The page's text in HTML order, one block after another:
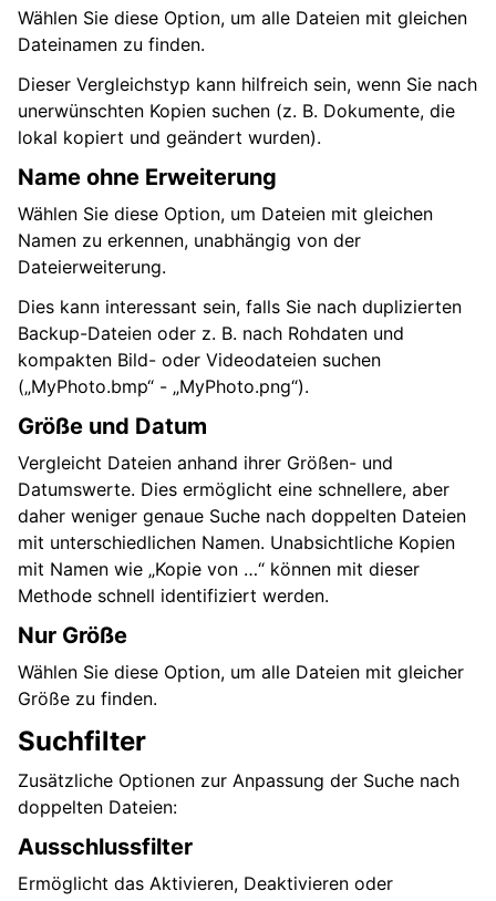
Wählen Sie diese Option, um alle Dateien mit gleichen
Dateinamen zu finden.
Dieser Vergleichstyp kann hilfreich sein, wenn Sie nach
unerwünschten Kopien suchen (z. B. Dokumente, die
lokal kopiert und geändert wurden).
Name ohne Erweiterung
Wählen Sie diese Option, um Dateien mit gleichen
Namen zu erkennen, unabhängig von der
Dateierweiterung.
Dies kann interessant sein, falls Sie nach duplizierten
Backup-Dateien oder z. B. nach Rohdaten und
kompakten Bild- oder Videodateien suchen
(„MyPhoto.bmp“ - „MyPhoto.png“).
Größe und Datum
Vergleicht Dateien anhand ihrer Größen- und
Datumswerte. Dies ermöglicht eine schnellere, aber
daher weniger genaue Suche nach doppelten Dateien
mit unterschiedlichen Namen. Unabsichtliche Kopien
mit Namen wie „Kopie von …“ können mit dieser
Methode schnell identifiziert werden.
Nur Größe
Wählen Sie diese Option, um alle Dateien mit gleicher
Größe zu finden.
Suchfilter
Zusätzliche Optionen zur Anpassung der Suche nach
doppelten Dateien:
Ausschlussfilter
Ermöglicht das Aktivieren, Deaktivieren oder